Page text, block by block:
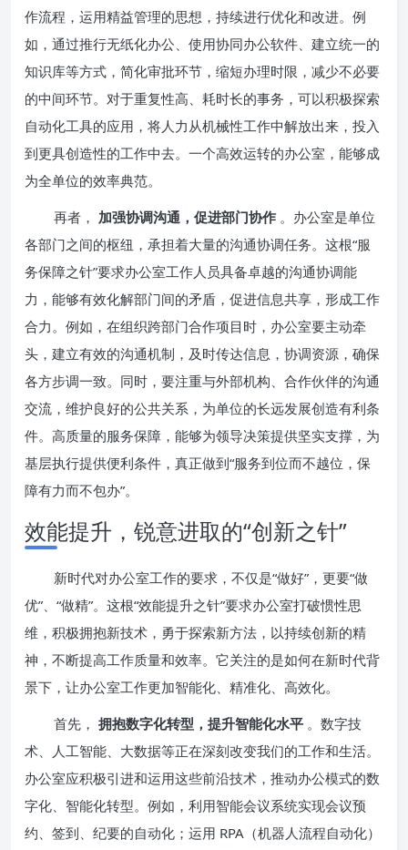
作流程，运用精益管理的思想，持续进行优化和改进。例
如，通过推行无纸化办公、使用协同办公软件、建立统一的
知识库等方式，简化审批环节，缩短办理时限，减少不必要
的中间环节。对于重复性高、耗时长的事务，可以积极探索
自动化工具的应用，将人力从机械性工作中解放出来，投入
到更具创造性的工作中去。一个高效运转的办公室，能够成
为全单位的效率典范。
再者， 加强协调沟通，促进部门协作 。办公室是单位
各部门之间的枢纽，承担着大量的沟通协调任务。这根“服
务保障之针”要求办公室工作人员具备卓越的沟通协调能
力，能够有效化解部门间的矛盾，促进信息共享，形成工作
合力。例如，在组织跨部门合作项目时，办公室要主动牵
头，建立有效的沟通机制，及时传达信息，协调资源，确保
各方步调一致。同时，要注重与外部机构、合作伙伴的沟通
交流，维护良好的公共关系，为单位的长远发展创造有利条
件。高质量的服务保障，能够为领导决策提供坚实支撑，为
基层执行提供便利条件，真正做到“服务到位而不越位，保
障有力而不包办”。
效能提升，锐意进取的“创新之针”
新时代对办公室工作的要求，不仅是“做好”，更要“做
优”、“做精”。这根“效能提升之针”要求办公室打破惯性思
维，积极拥抱新技术，勇于探索新方法，以持续创新的精
神，不断提高工作质量和效率。它关注的是如何在新时代背
景下，让办公室工作更加智能化、精准化、高效化。
首先， 拥抱数字化转型，提升智能化水平 。数字技
术、人工智能、大数据等正在深刻改变我们的工作和生活。
办公室应积极引进和运用这些前沿技术，推动办公模式的数
字化、智能化转型。例如，利用智能会议系统实现会议预
约、签到、纪要的自动化；运用 RPA（机器人流程自动化）